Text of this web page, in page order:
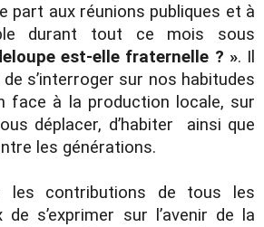
part aux réunions publiques et à
durant tout ce mois sous
est-elle fraternelle ? ». Il
s’interroger sur nos habitudes
face à la production locale, sur
déplacer, d’habiter ainsi que
les générations.
les contributions de tous les
de s’exprimer sur l’avenir de la